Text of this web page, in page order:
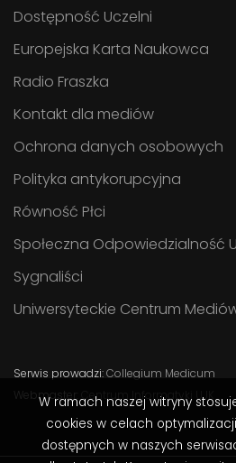
Dostępność Uczelni
Europejska Karta Naukowca
Radio Fraszka
Kontakt dla mediów
Ochrona danych osobowych
Polityka antykorupcyjna
Równość Płci
Społeczna Odpowiedzialność
Sygnaliści
Uniwersyteckie Centrum
Serwis prowadzi:Collegium Medicum
Webmaster:
Centrum Informatyki UJK
W ramach naszej witryny
cookies w celach
dostępnych w naszych